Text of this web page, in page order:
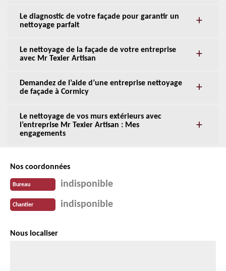
Le diagnostic de votre façade pour garantir un
nettoyage parfait
Le nettoyage de la façade de votre entreprise
avec Mr Texier Artisan
Demandez de l’aide d’une entreprise nettoyage
de façade à Cormicy
Le nettoyage de vos murs extérieurs avec
l’entreprise Mr Texier Artisan : Mes
engagements
Nos coordonnées
Bureau indisponible
Chantier indisponible
Nous localiser